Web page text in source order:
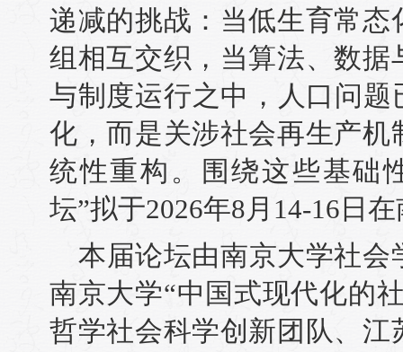
递减的挑战：当低生育常
组相互交织，当算法、数
与制度运行之中，人口问题
化，而是关涉社会再生产
统性重构。围绕这些基础
坛”拟于2026年8月14-16日
本届论坛由南京大学社
南京大学“中国式现代化的
哲学社会科学创新团队、